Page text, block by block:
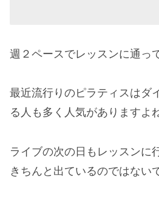
週２ペースでレッスンに通っ
最近流行りのピラティスはダ
る人も多く人気がありますよ
ライブの次の日もレッスンに
きちんと出ているのではない